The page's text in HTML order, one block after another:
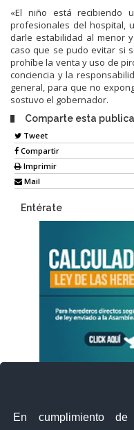
En cumplimiento
«El niño está recibiendo
profesionales del hospital,
darle estabilidad al menor
caso que se pudo evitar si
prohíbe la venta y uso de
conciencia y la
general, para que no
sostuvo el gobernador.
Comparte esta
Tweet
Compartir
Imprimir
Mail
Entérate